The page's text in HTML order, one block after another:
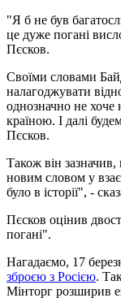
"Я б не був
це дуже погані
Пєсков.
Своїми словами
налагоджувати
однозначно не
країною. І далі
Пєсков.
Також він зазначив,
новим словом у
було в історії", -
Пєсков оцінив
погані".
Нагадаємо, 17
зброєю з Росією.
Мінторг розширив